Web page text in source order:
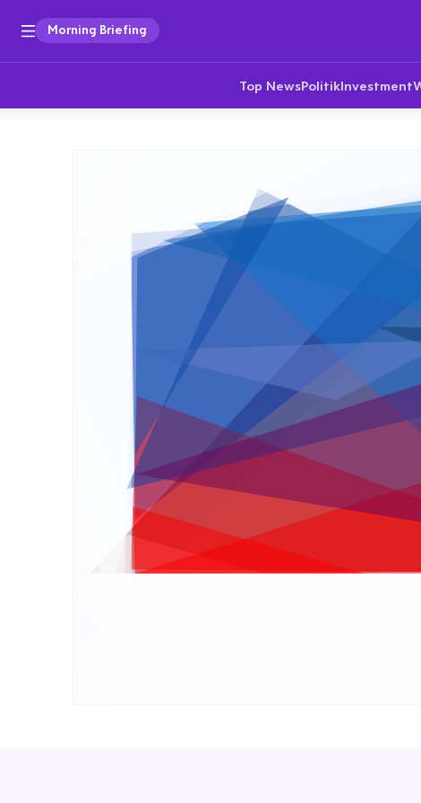
Morning Briefing
Top NewsPolitikInvestment